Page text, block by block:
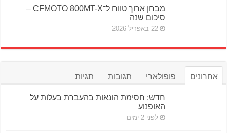
מבחן ארוך טווח ל־CFMOTO 800MT-X –
סיכום שנה
22 באפריל 2026
אחרונים פופולארי תגובות תגיות
חדש: חסימת הונאות בהעברת בעלות על
האופנוע
לפני 2 ימים